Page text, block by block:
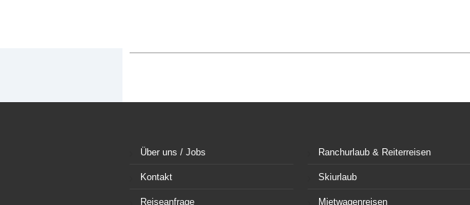
Über uns / Jobs
Kontakt
Reiseanfrage
Ranchurlaub & Reiterreisen
Skiurlaub
Mietwagenreisen